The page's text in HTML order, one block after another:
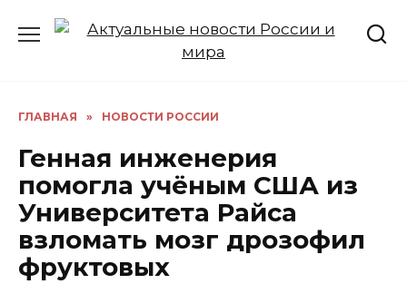
ГЛАВНАЯ » НОВОСТИ РОССИИ
Генная инженерия
помогла учёным США из
Университета Райса
взломать мозг дрозофил
фруктовых